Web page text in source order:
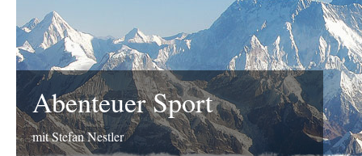
Abenteuer Sport
mit Stefan Nestler